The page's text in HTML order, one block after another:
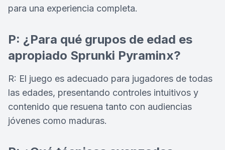
para una experiencia completa.
P: ¿Para qué grupos de edad es
apropiado Sprunki Pyraminx?
R: El juego es adecuado para jugadores de todas
las edades, presentando controles intuitivos y
contenido que resuena tanto con audiencias
jóvenes como maduras.